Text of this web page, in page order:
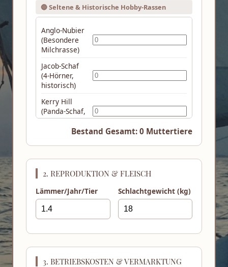
Tauernschecke
(Stark
gefährdet)
Thüringer
(Extrem
gefährdet)
Gehörnte
Heidschnucke
🔵 Seltene & Historische Hobby-Rassen
Anglo-Nubier
(Besondere
Milchrasse)
Jacob-Schaf
(4-Hörner,
historisch)
Kerry Hill
(Panda-Schaf,
Hobby-Trend)
Ouessant
(Zwergschaf)
(Historisch,
Shropshire
(Obstgarten-
Schaf)
Soay-Schaf
Bestand Gesamt: 0 Muttertiere
2. REPRODUKTION & FLEISCH
Lämmer/Jahr/Tier Schlachtgewicht (kg)
3. BETRIEBSKOSTEN & VERMARKTUNG